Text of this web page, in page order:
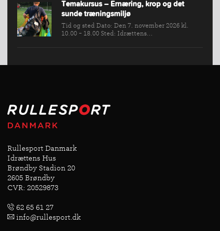
Temakursus – Ernæring, krop og det
sunde træningsmiljø
Tid og sted Dato: Den 7. november 2026 kl.
10.00 - 18.00 Sted: Idrættens...
Rullesport Danmark
Idrættens Hus
Brøndby Stadion 20
2605 Brøndby
CVR: 20529873
62 65 61 27
info@rullesport.dk